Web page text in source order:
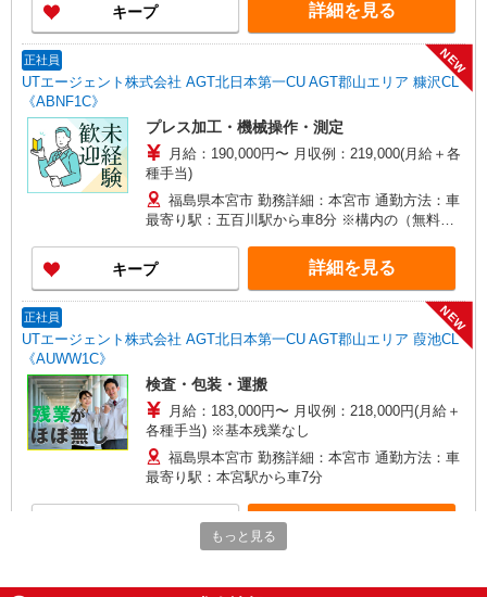
キープ 詳細を見る
正社員
UTエージェント株式会社 AGT北日本第一CU AGT郡山エリア 糠沢CL
《ABNF1C》
NEW
プレス加工・機械操作・測定
月給：190,000円〜 月収例：219,000(月給＋各
種手当)
福島県本宮市 勤務詳細：本宮市 通勤方法：車
最寄り駅：五百川駅から車8分 ※構内の（無料）
キープ 詳細を見る
正社員
UTエージェント株式会社 AGT北日本第一CU AGT郡山エリア 葭池CL
《AUWW1C》
NEW
検査・包装・運搬
月給：183,000円〜 月収例：218,000円(月給＋
各種手当) ※基本残業なし
福島県本宮市 勤務詳細：本宮市 通勤方法：車
最寄り駅：本宮駅から車7分
もっと見る